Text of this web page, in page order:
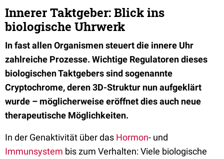
Innerer Taktgeber: Blick ins
biologische Uhrwerk
In fast allen Organismen steuert die innere Uhr
zahlreiche Prozesse. Wichtige Regulatoren dieses
biologischen Taktgebers sind sogenannte
Cryptochrome, deren 3D-Struktur nun aufgeklärt
wurde – möglicherweise eröffnet dies auch neue
therapeutische Möglichkeiten.
In der Genaktivität über das Hormon- und
Immunsystem bis zum Verhalten: Viele biologische